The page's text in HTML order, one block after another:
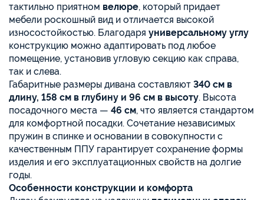
тактильно приятном велюре, который придает
мебели роскошный вид и отличается высокой
износостойкостью. Благодаря универсальному углу
конструкцию можно адаптировать под любое
помещение, установив угловую секцию как справа,
так и слева.
Габаритные размеры дивана составляют 340 см в
длину, 158 см в глубину и 96 см в высоту. Высота
посадочного места — 46 см, что является стандартом
для комфортной посадки. Сочетание независимых
пружин в спинке и основании в совокупности с
качественным ППУ гарантирует сохранение формы
изделия и его эксплуатационных свойств на долгие
годы.
Особенности конструкции и комфорта